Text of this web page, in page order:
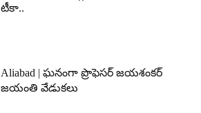
టీకా..
Aliabad | ఘనంగా ప్రొఫెసర్ జయశంకర్
జయంతి వేడుకలు